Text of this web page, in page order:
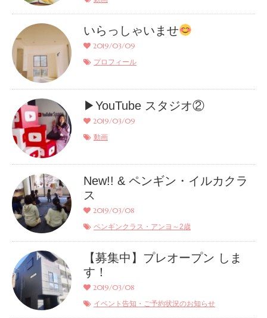
いらっしゃいませ
2019/03/09
プロフィール
▶︎YouTube スタジオ②
2019/03/09
動画
New!! & ペンギン・イルカクラ
ス
2019/03/08
ペンギンクラス・アンヨ～2歳
【募集中】プレオープン しま
す！
2019/03/08
イベント告知・ご予約状況のお知らせ